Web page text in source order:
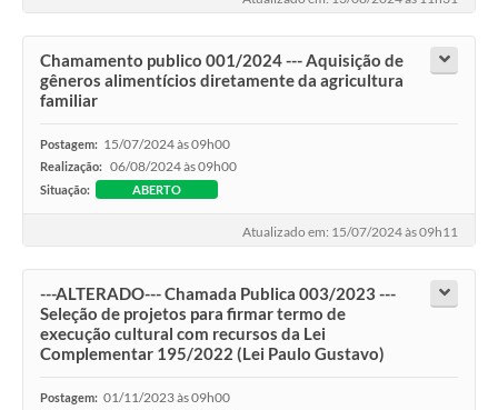
Chamamento publico 001/2024 --- Aquisição de
gêneros alimentícios diretamente da agricultura
familiar
Postagem: 15/07/2024 às 09h00
Realização: 06/08/2024 às 09h00
Situação: ABERTO
Atualizado em: 15/07/2024 às 09h11
---ALTERADO--- Chamada Publica 003/2023 ---
Seleção de projetos para firmar termo de
execução cultural com recursos da Lei
Complementar 195/2022 (Lei Paulo Gustavo)
Postagem: 01/11/2023 às 09h00